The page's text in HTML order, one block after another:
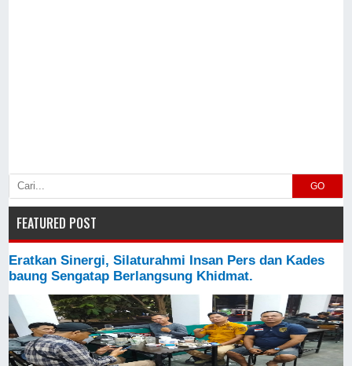
GO
FEATURED POST
Eratkan Sinergi, Silaturahmi Insan Pers dan Kades
baung Sengatap Berlangsung Khidmat.